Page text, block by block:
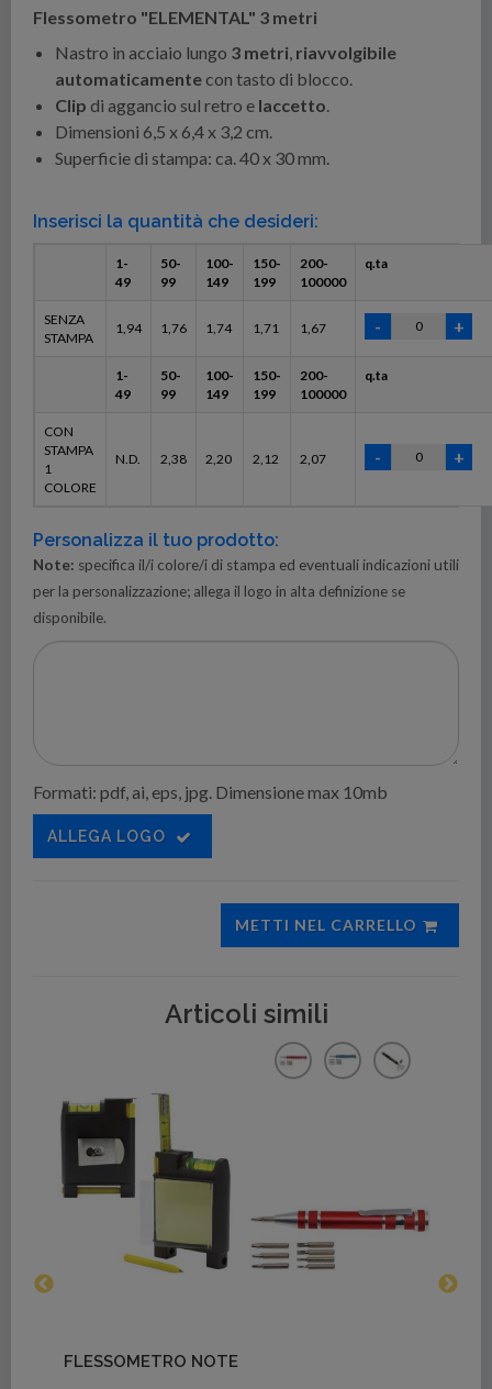
Flessometro "ELEMENTAL" 3 metri
Nastro in acciaio lungo 3 metri, riavvolgibile
automaticamentecon tasto di blocco.
Clip di aggancio sul retro e laccetto.
Dimensioni 6,5 x 6,4 x 3,2 cm.
Superficie di stampa: ca. 40 x 30 mm.
Inserisci la quantità che desideri:
1-
49
50-
99
100-
149
150-
199
200-
100000
q.ta
SENZA
STAMPA
1,94 1,76 1,74 1,71 1,67
1-
49
50-
99
100-
149
150-
199
200-
100000
q.ta
CON
STAMPA
1
COLORE
N.D. 2,38 2,20 2,12 2,07
Personalizza il tuo prodotto:
Note: specifica il/i colore/i di stampa ed eventuali indicazioni utili
per la personalizzazione; allega il logo in alta definizione se
disponibile.
Formati: pdf, ai, eps, jpg. Dimensione max 10mb
ALLEGA LOGO
METTI NEL CARRELLO
Articoli simili
Dettagli
FLESSOMETRO NOTE